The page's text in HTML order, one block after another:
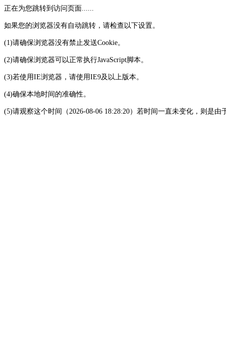
正在为您跳转到访问页面......
如果您的浏览器没有自动跳转，请检查以下设置。
(1)请确保浏览器没有禁止发送Cookie。
(2)请确保浏览器可以正常执行JavaScript脚本。
(3)若使用IE浏览器，请使用IE9及以上版本。
(4)确保本地时间的准确性。
(5)请观察这个时间（2026-08-06 18:28:20）若时间一直未变化，则是